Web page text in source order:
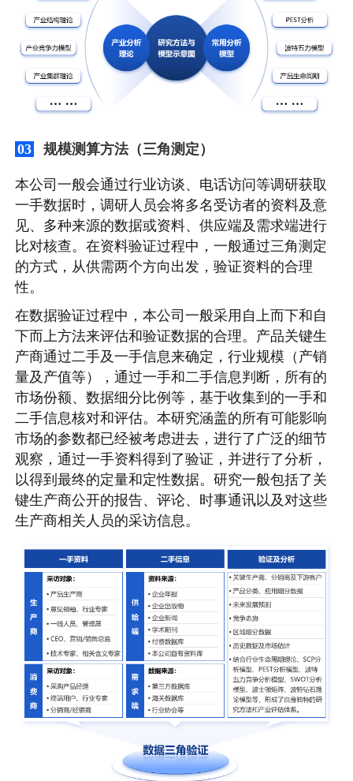
03 规模测算方法（三角测定）
本公司一般会通过行业访谈、电话访问等调研获取
一手数据时，调研人员会将多名受访者的资料及意
见、多种来源的数据或资料、供应端及需求端进行
比对核查。在资料验证过程中，一般通过三角测定
的方式，从供需两个方向出发，验证资料的合理
性。
在数据验证过程中，本公司一般采用自上而下和自
下而上方法来评估和验证数据的合理。产品关键生
产商通过二手及一手信息来确定，行业规模（产销
量及产值等），通过一手和二手信息判断，所有的
市场份额、数据细分比例等，基于收集到的一手和
二手信息核对和评估。本研究涵盖的所有可能影响
市场的参数都已经被考虑进去，进行了广泛的细节
观察，通过一手资料得到了验证，并进行了分析，
以得到最终的定量和定性数据。研究一般包括了关
键生产商公开的报告、评论、时事通讯以及对这些
生产商相关人员的采访信息。